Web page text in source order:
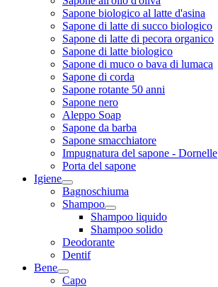
Sapone biologico al latte d'asina
Sapone di latte di succo biologico
Sapone di latte di pecora organico
Sapone di latte biologico
Sapone di muco o bava di lumaca
Sapone di corda
Sapone rotante 50 anni
Sapone nero
Aleppo Soap
Sapone da barba
Sapone smacchiatore
Impugnatura del sapone - Dornelle
Porta del sapone
Igiene
Bagnoschiuma
Shampoo
Shampoo liquido
Shampoo solido
Deodorante
Dentif
Bene
Capo